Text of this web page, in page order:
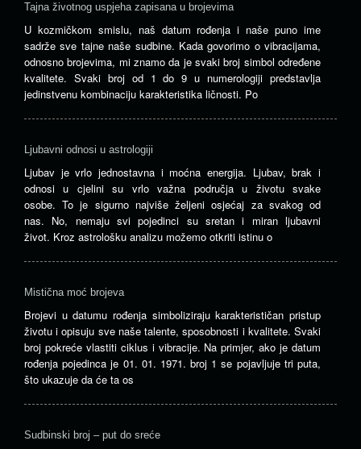
Tajna životnog uspjeha zapisana u brojevima
U kozmičkom smislu, naš datum rođenja i naše puno ime
sadrže sve tajne naše sudbine. Kada govorimo o vibracijama,
odnosno brojevima, mi znamo da je svaki broj simbol određene
kvalitete. Svaki broj od 1 do 9 u numerologiji predstavlja
jedinstvenu kombinaciju karakteristika ličnosti. Po
Ljubavni odnosi u astrologiji
Ljubav je vrlo jednostavna i moćna energija. Ljubav, brak i
odnosi u cjelini su vrlo važna područja u životu svake
osobe. To je sigurno najviše željeni osjećaj za svakog od
nas. No, nemaju svi pojedinci su sretan i miran ljubavni
život. Kroz astrološku analizu možemo otkriti istinu o
Mistična moć brojeva
Brojevi u datumu rođenja simboliziraju karakterističan pristup
životu i opisuju sve naše talente, sposobnosti i kvalitete. Svaki
broj pokreće vlastiti ciklus i vibracije. Na primjer, ako je datum
rođenja pojedinca je 01. 01. 1971. broj 1 se pojavljuje tri puta,
što ukazuje da će ta os
Sudbinski broj – put do sreće